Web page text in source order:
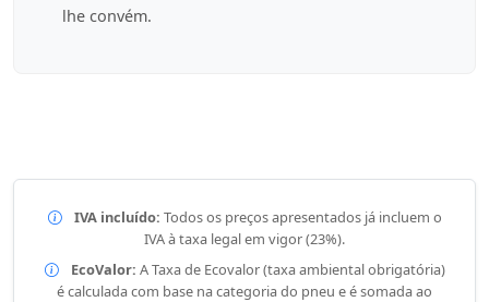
lhe convém.
IVA incluído: Todos os preços apresentados já incluem o
IVA à taxa legal em vigor (23%).
EcoValor: A Taxa de Ecovalor (taxa ambiental obrigatória)
é calculada com base na categoria do pneu e é somada ao